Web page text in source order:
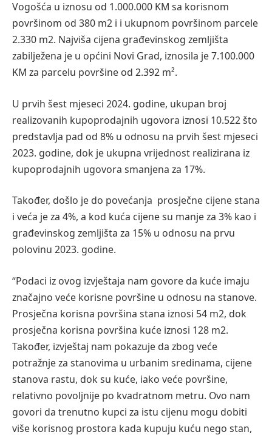
Vogošća u iznosu od 1.000.000 KM sa korisnom
površinom od 380 m2 i i ukupnom površinom parcele
2.330 m2. Najviša cijena građevinskog zemljišta
zabilježena je u općini Novi Grad, iznosila je 7.100.000
KM za parcelu površine od 2.392 m².
U prvih šest mjeseci 2024. godine, ukupan broj
realizovanih kupoprodajnih ugovora iznosi 10.522 što
predstavlja pad od 8% u odnosu na prvih šest mjeseci
2023. godine, dok je ukupna vrijednost realizirana iz
kupoprodajnih ugovora smanjena za 17%.
Također, došlo je do povećanja prosječne cijene stana
i veća je za 4%, a kod kuća cijene su manjeza 3% kao i
građevinskog zemljišta za 15% u odnosu na prvu
polovinu 2023. godine.
“Podaci iz ovog izvještaja nam govore da kuće imaju
značajno veće korisne površine u odnosu na stanove.
Prosječna korisna površina stana iznosi 54 m2, dok
prosječna korisna površina kuće iznosi 128 m2.
Također, izvještaj nam pokazuje da zbog veće
potražnje za stanovima u urbanim sredinama, cijene
stanova rastu, dok su kuće, iako veće površine,
relativno povoljnije po kvadratnom metru. Ovo nam
govori da trenutno kupci za istu cijenu mogu dobiti
više korisnog prostora kada kupuju kuću nego stan,